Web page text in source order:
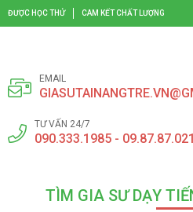
ĐƯỢC HỌC THỬ CAM KẾT CHẤT LƯỢNG
EMAIL
TƯ VẤN 24/7
090.333.1985 -
TÌM GIA SƯ DẠY